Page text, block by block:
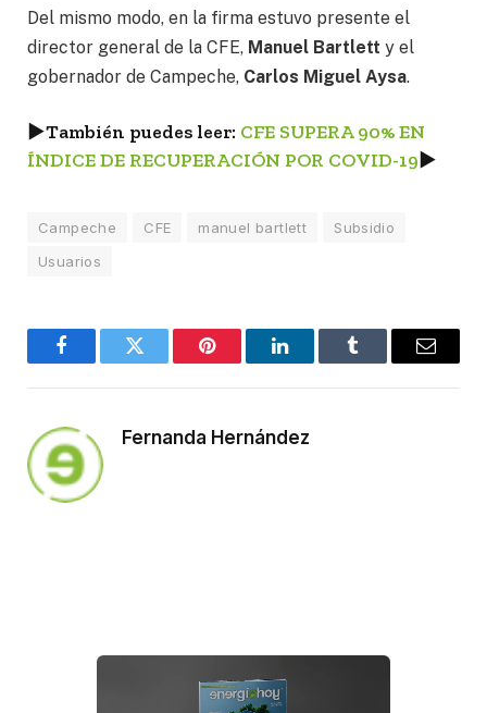
Del mismo modo, en la firma estuvo presente el
director general de la CFE, Manuel Bartlett y el
gobernador de Campeche, Carlos Miguel Aysa.
►También puedes leer: CFE SUPERA 90% EN
ÍNDICE DE RECUPERACIÓN POR COVID-19►
Campeche CFE manuel bartlett
Subsidio
Usuarios
FacebookTwitter Pinterest LinkedInTumblr Email
Fernanda Hernández